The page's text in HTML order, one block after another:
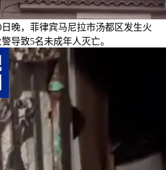
日晚，菲律宾马尼拉市汤都区发生火
导致5名未成年人灭亡。